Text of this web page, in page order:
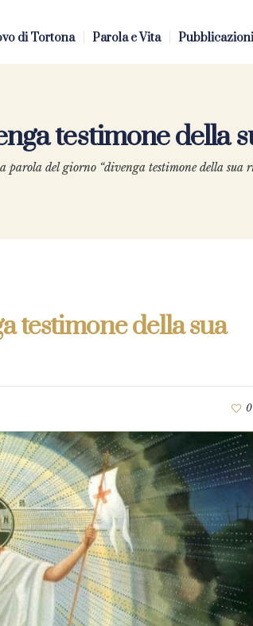
di Tortona Parola e Vita Pubblicazioni
testimone della
parola del giorno “divenga testimone della sua
testimone della sua
0